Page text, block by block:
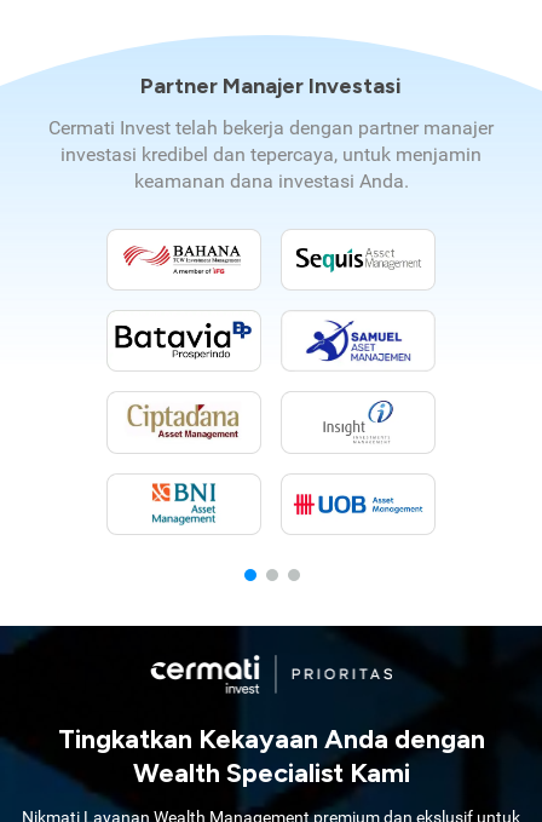
Partner Manajer Investasi
Cermati Invest telah bekerja dengan partner manajer
investasi kredibel dan tepercaya, untuk menjamin
keamanan dana investasi Anda.
Tingkatkan Kekayaan Anda dengan
Wealth Specialist Kami
Nikmati Layanan Wealth Management premium dan ekslusif untuk